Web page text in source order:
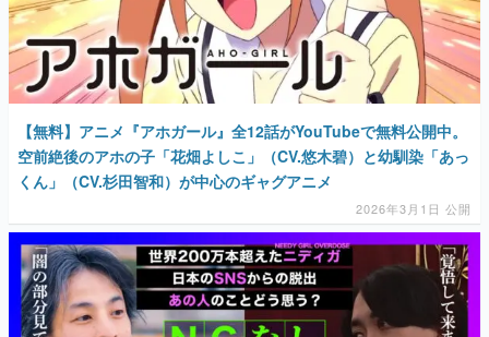
【無料】アニメ『アホガール』全12話がYouTubeで無料公開中。
空前絶後のアホの子「花畑よしこ」（CV.悠木碧）と幼馴染「あっ
くん」（CV.杉田智和）が中心のギャグアニメ
2026年3月1日 公開